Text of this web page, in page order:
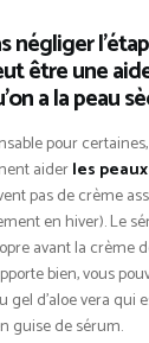
négliger
être une
a la peau
pour
aiderles
pas de crème
en hiver). Le
avant la crème
bien, vous
gel d’aloe vera qui
guise de sérum.